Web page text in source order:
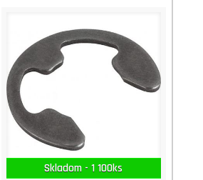
Skladom - 1 100ks